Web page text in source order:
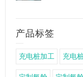
产品标签
充电桩加工 充电